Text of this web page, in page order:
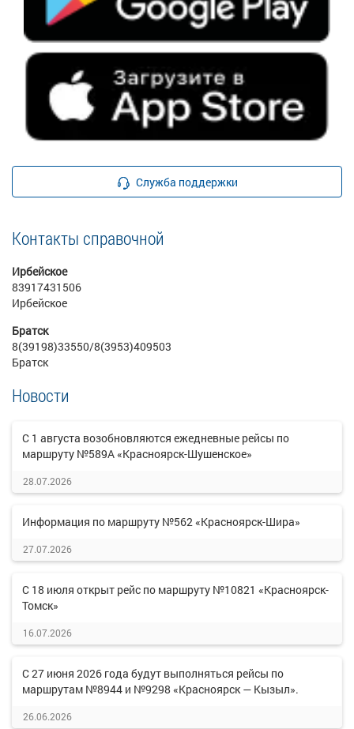
Служба поддержки
Контакты справочной
Ирбейское
83917431506
Ирбейское
Братск
8(39198)33550/8(3953)409503
Братск
Новости
С 1 августа возобновляются ежедневные рейсы по
маршруту №589А «Красноярск-Шушенское»
28.07.2026
Информация по маршруту №562 «Красноярск-Шира»
27.07.2026
С 18 июля открыт рейс по маршруту №10821 «Красноярск-
Томск»
16.07.2026
С 27 июня 2026 года будут выполняться рейсы по
маршрутам №8944 и №9298 «Красноярск — Кызыл».
26.06.2026